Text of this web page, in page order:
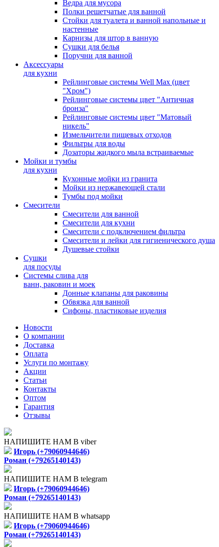
Ведра для мусора
Полки решетчатые для ванной
Стойки для туалета и ванной напольные и
настенные
Карнизы для штор в ванную
Сушки для белья
Поручни для ванной
Аксессуары
для кухни
Рейлинговые системы Well Max (цвет
"Хром")
Рейлинговые системы цвет "Античная
бронза"
Рейлинговые системы цвет "Матовый
никель"
Измельчители пищевых отходов
Фильтры для воды
Дозаторы жидкого мыла встраиваемые
Мойки и тумбы
для кухни
Кухонные мойки из гранита
Мойки из нержавеющей стали
Тумбы под мойки
Смесители
Смесители для ванной
Смесители для кухни
Смесители с подключением фильтра
Cмесители и лейки для гигиенического душа
Душевые стойки
Сушки
для посуды
Системы слива для
ванн, раковин и моек
Донные клапаны для раковины
Обвязка для ванной
Сифоны, пластиковые изделия
Новости
О компании
Доставка
Оплата
Услуги по монтажу
Акции
Статьи
Контакты
Оптом
Гарантия
Отзывы
НАПИШИТЕ НАМ В viber
Игорь (+79060944646)
Роман (+79265140143)
НАПИШИТЕ НАМ В telegram
Игорь (+79060944646)
Роман (+79265140143)
НАПИШИТЕ НАМ В whatsapp
Игорь (+79060944646)
Роман (+79265140143)